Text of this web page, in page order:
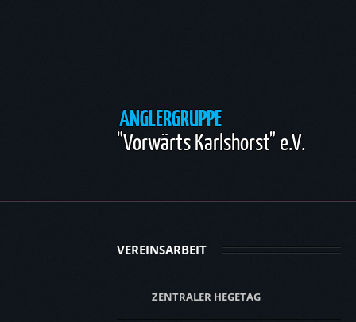
ANGLERGRUPPE
"Vorwärts Karlshorst" e.V.
VEREINSARBEIT
ZENTRALER HEGETAG